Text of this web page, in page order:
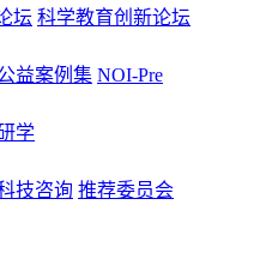
坛 科学教育创新论坛
益案例集 NOI-Pre
学
技咨询 推荐委员会